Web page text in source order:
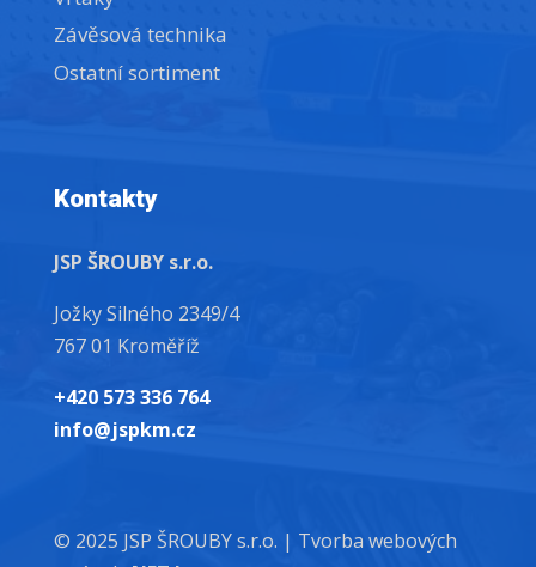
Závěsová technika
Ostatní sortiment
Kontakty
JSP ŠROUBY s.r.o.
Jožky Silného 2349/4
767 01 Kroměříž
+420 573 336 764
info@jspkm.cz
© 2025 JSP ŠROUBY s.r.o. | Tvorba webových